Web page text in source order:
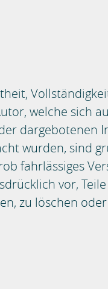
welche sich
dargebotenen
wurden, sind
fahrlässiges
vor,
zu löschen